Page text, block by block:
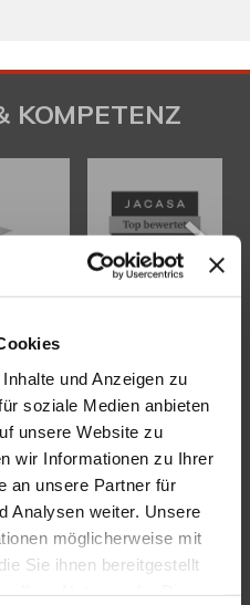
und Anzeigen zu
soziale Medien anbieten
unsere Website zu
wir Informationen zu Ihrer
an unsere Partner für
Analysen weiter. Unsere
möglicherweise mit
Sie ihnen bereitgestellt
KOMPETENZ
Heidelberg